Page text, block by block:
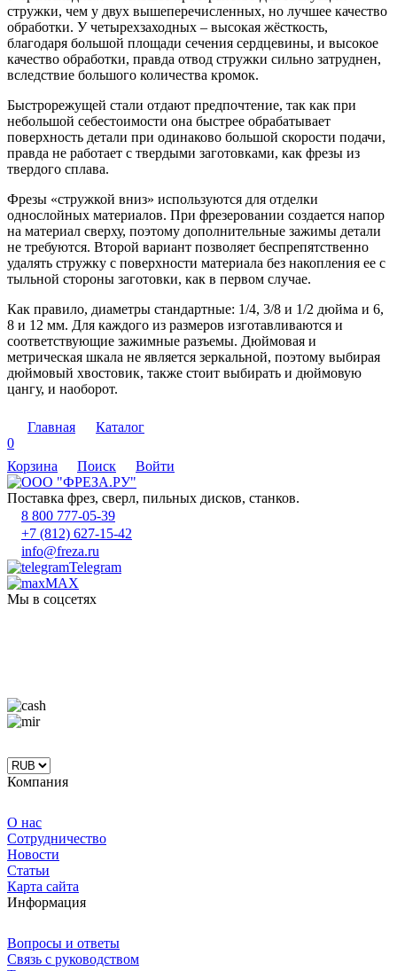
стружки, чем у двух вышеперечисленных, но лучшее качество
обработки. У четырехзаходных – высокая жёсткость,
благодаря большой площади сечения сердцевины, и высокое
качество обработки, правда отвод стружки сильно затруднен,
вследствие большого количества кромок.
Быстрорежущей стали отдают предпочтение, так как при
небольшой себестоимости она быстрее обрабатывает
поверхность детали при одинаково большой скорости подачи,
правда не работает с твердыми заготовками, как фрезы из
твердого сплава.
Фрезы «стружкой вниз» используются для отделки
однослойных материалов. При фрезеровании создается напор
на материал сверху, поэтому дополнительные зажимы детали
не требуются. Второй вариант позволяет беспрепятственно
удалять стружку с поверхности материала без накопления ее с
тыльной стороны заготовки, как в первом случае.
Как правило, диаметры стандартные: 1/4, 3/8 и 1/2 дюйма и 6,
8 и 12 мм. Для каждого из размеров изготавливаются и
соответствующие зажимные разъемы. Дюймовая и
метрическая шкала не является зеркальной, поэтому выбирая
дюймовый хвостовик, также стоит выбирать и дюймовую
цангу, и наоборот.
Главная
Каталог
0
Корзина
Поиск Войти
Поставка фрез, сверл, пильных дисков, станков.
8 800 777-05-39
+7 (812) 627-15-42
info@freza.ru
Telegram
MAX
Мы в соцсетях
Компания
О нас
Сотрудничество
Новости
Статьи
Карта сайта
Информация
Вопросы и ответы
Связь с руководством